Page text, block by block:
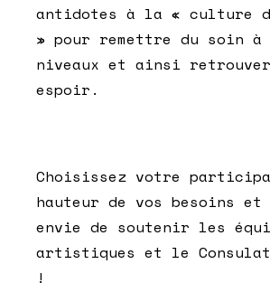
antidotes à la « culture
» pour remettre du soin
niveaux et ainsi
espoir.
Choisissez votre
hauteur de vos besoins et
envie de soutenir les
artistiques et le
!